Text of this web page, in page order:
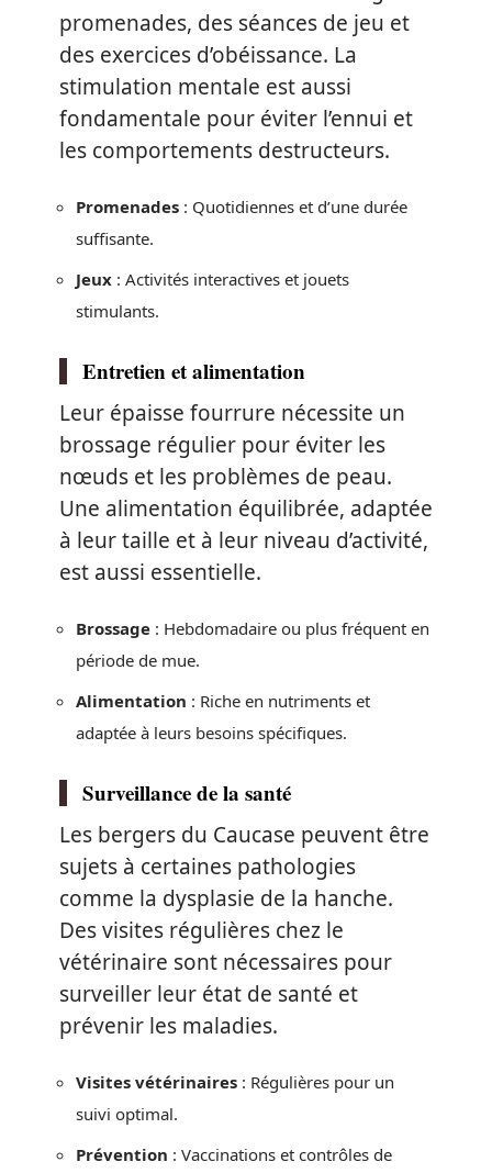
promenades, des séances de jeu et
des exercices d’obéissance. La
stimulation mentale est aussi
fondamentale pour éviter l’ennui et
les comportements destructeurs.
Promenades : Quotidiennes et d’une durée
suffisante.
Jeux : Activités interactives et jouets
stimulants.
Entretien et alimentation
Leur épaisse fourrure nécessite un
brossage régulier pour éviter les
nœuds et les problèmes de peau.
Une alimentation équilibrée, adaptée
à leur taille et à leur niveau d’activité,
est aussi essentielle.
Brossage : Hebdomadaire ou plus fréquent en
période de mue.
Alimentation : Riche en nutriments et
adaptée à leurs besoins spécifiques.
Surveillance de la santé
Les bergers du Caucase peuvent être
sujets à certaines pathologies
comme la dysplasie de la hanche.
Des visites régulières chez le
vétérinaire sont nécessaires pour
surveiller leur état de santé et
prévenir les maladies.
Visites vétérinaires : Régulières pour un
suivi optimal.
Prévention : Vaccinations et contrôles de